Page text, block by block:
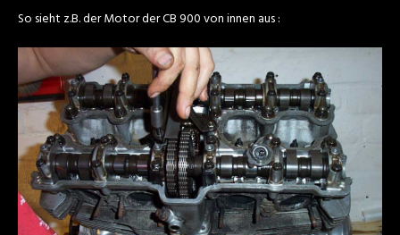
So sieht z.B. der Motor der CB 900 von innen aus :